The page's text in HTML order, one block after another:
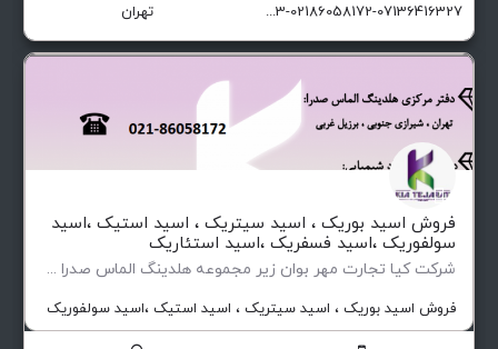
09129174551-09129174503-02186058172-07136416327 تهران
فروش اسید بوریک ، اسید سیتریک ، اسید استیک ،اسید
سولفوریک ،اسید فسفریک ،اسید استئاریک
شرکت کیا تجارت مهر بوان زیر مجموعه هلدینگ الماس صدرا وارد کننده و تامین کننده مواد اولیه شیمیای صنعتی و…
فروش اسید بوریک ، اسید سیتریک ، اسید استیک ،اسید سولفوریک ،اسید